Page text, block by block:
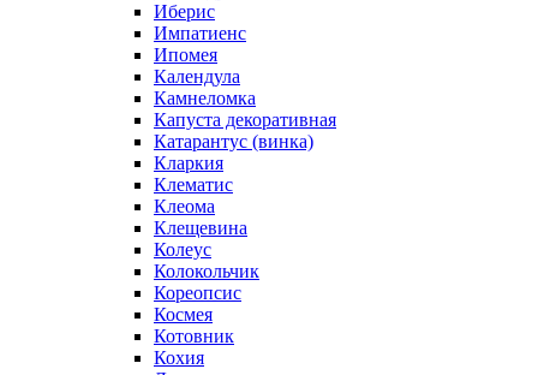
Иберис
Импатиенс
Ипомея
Календула
Камнеломка
Капуста декоративная
Катарантус (винка)
Кларкия
Клематис
Клеома
Клещевина
Колеус
Колокольчик
Кореопсис
Космея
Котовник
Кохия